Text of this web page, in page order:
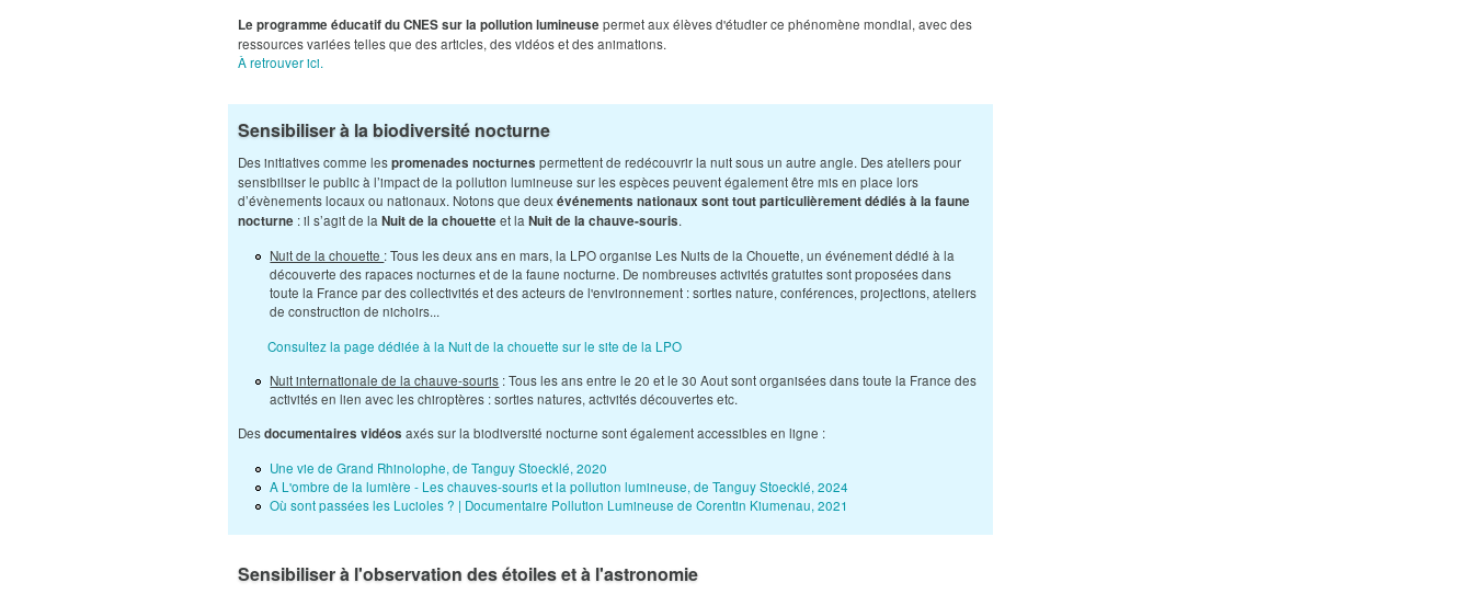
Le programme éducatif du CNES sur la pollution lumineuse permet aux élèves d'étudier ce phénomène mondial, avec des
ressources variées telles que des articles, des vidéos et des animations. ​
À retrouver ici.
Sensibiliser à la biodiversité nocturne
Des initiatives comme lespromenades nocturnes permettent de redécouvrir la nuit sous un autre angle. Des ateliers pour
sensibiliser le public à l’impact de la pollution lumineuse sur les espèces peuvent également être mis en place lors
d’évènements locaux ou nationaux. Notons que deuxévénements nationaux sont tout particulièrement dédiés à la faune
nocturne : il s’agit de la Nuit de la chouette et la Nuit de la chauve-souris.
Nuit de la chouette : Tous les deux ans en mars, la LPO organise Les Nuits de la Chouette, un événement dédié à la
découverte des rapaces nocturnes et de la faune nocturne. De nombreuses activités gratuites sont proposées dans
toute la France par des collectivités et des acteurs de l'environnement : sorties nature, conférences, projections, ateliers
de construction de nichoirs...
Consultez la page dédiée à la Nuit de la chouette sur le site de la LPO
Nuit internationale de la chauve-souris : Tous les ans entre le 20 et le 30 Aout sont organisées dans toute la France des
activités en lien avec les chiroptères : sorties natures, activités découvertes etc.
Desdocumentaires vidéos axés sur la biodiversité nocturne sont également accessibles en ligne :
Une vie de Grand Rhinolophe, de Tanguy Stoecklé, 2020
A L'ombre de la lumière - Les chauves-souris et la pollution lumineuse, de Tanguy Stoecklé, 2024
Où sont passées les Lucioles ? | Documentaire Pollution Lumineuse de Corentin Kiumenau, 2021
Sensibiliser à l'observation des étoiles et à l'astronomie